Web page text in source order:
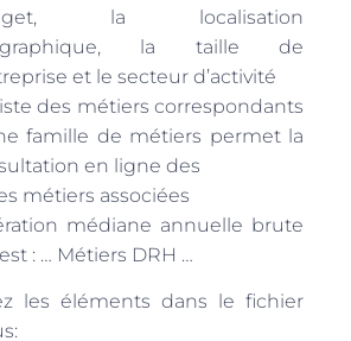
la localisation
la taille de
et le secteur d’activité
des métiers correspondants
famille de métiers permet la
en ligne des
métiers associées
médiane annuelle brute
: … Métiers DRH …
les éléments dans le fichier